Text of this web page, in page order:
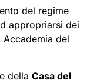
del regime
appropriarsi dei
del
della Casa del